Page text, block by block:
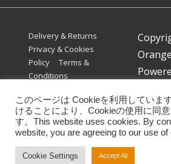
Footer
Menu
Delivery & Returns
Privacy & Cookies
Policy
Terms &
Conditions
このページは Cookieを利用していま
けることにより、Cookieの使用に同
す。This website uses cookies. By
website, you are agreeing to our use of
Cookie Settings Accept All